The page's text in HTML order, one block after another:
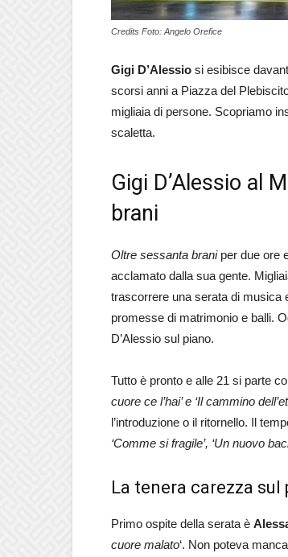
Credits Foto: Angelo Orefice
Gigi D’Alessio si esibisce
scorsi anni a Piazza del
migliaia di persone. Scopriamo
scaletta.
Gigi D’Alessio al
brani
Oltre sessanta braniper due ore
acclamato dalla sua gente.
trascorrere una serata di musica
promesse di matrimonio e balli.
D’Alessio sul piano.
Tutto è pronto e alle 21 si parte
cuore ce l’hai’ e ‘Il cammino
l’introduzione o il ritornello. Il
‘Comme si fragile’, ‘Un nuovo
La tenera carezza
Primo ospite della serata è
cuore malato‘. Non poteva